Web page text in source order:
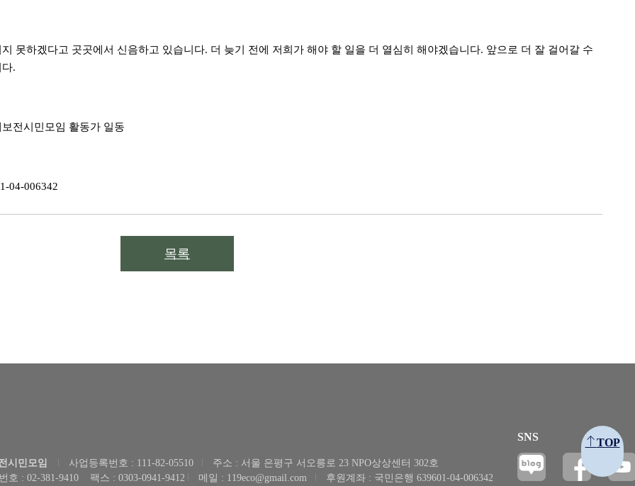
못하겠다고 곳곳에서 신음하고 있습니다. 더 늦기 전에 저희가 해야 할 일을 더 열심히 해야겠습니다. 앞으로 더 잘 걸어갈 수
.
전시민모임 활동가 일동
04-006342
목록
TOP
시민모임 사업등록번호 : 111-82-05510
주소 : 서울 은평구 서오릉로 23 NPO상상센터 302호
호 : 02-381-9410
팩스 : 0303-0941-9412 메일 : 119eco@gmail.com 후원계좌 : 국민은행 639601-04-006342
SNS